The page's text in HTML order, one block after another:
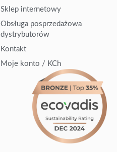
Sklep internetowy
Obsługa posprzedażowa
dystrybutorów
Kontakt
Moje konto / KCh